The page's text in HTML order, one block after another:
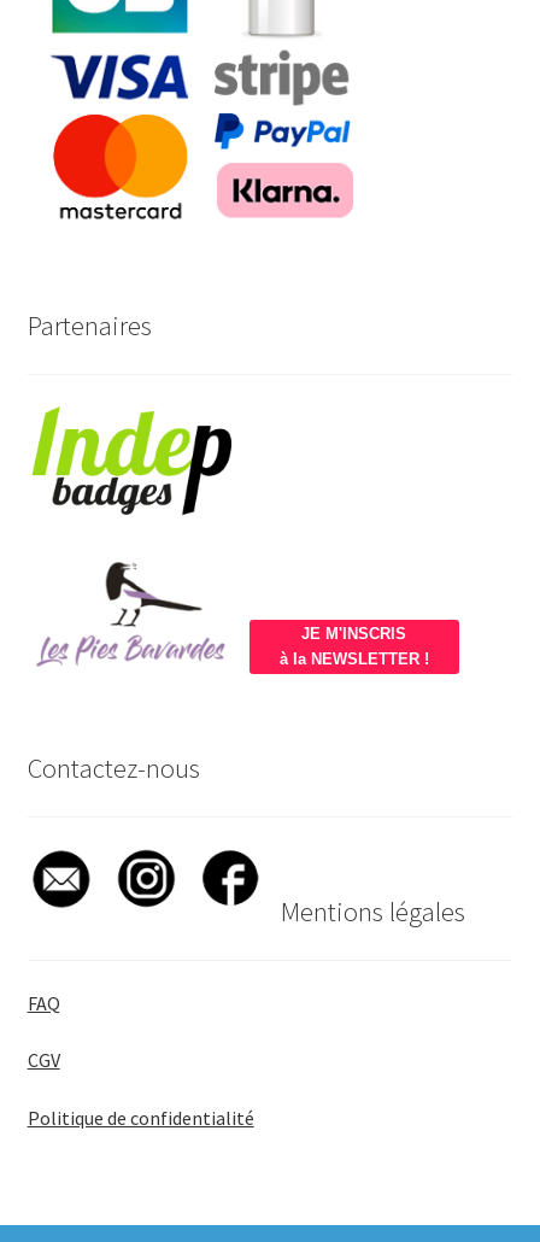
Partenaires
JE M'INSCRIS
à la NEWSLETTER !
Contactez-nous
Mentions légales
FAQ
CGV
Politique de confidentialité